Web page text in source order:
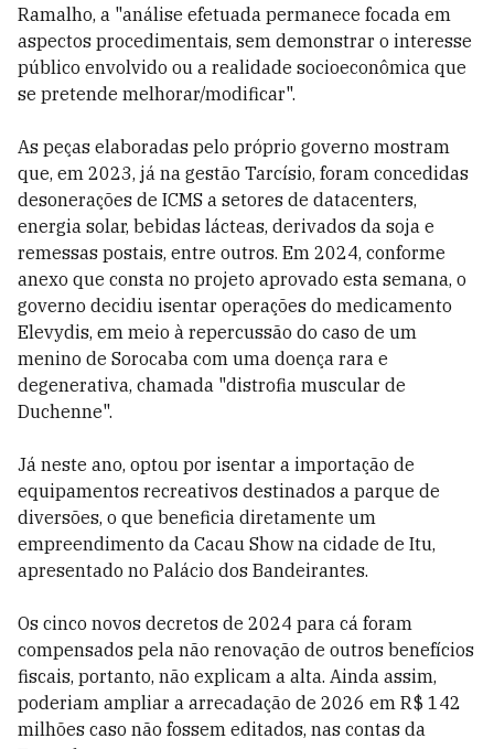
Ramalho, a "análise efetuada permanece focada em
aspectos procedimentais, sem demonstrar o interesse
público envolvido ou a realidade socioeconômica que
se pretende melhorar/modificar".
As peças elaboradas pelo próprio governo mostram
que, em 2023, já na gestão Tarcísio, foram concedidas
desonerações de ICMS a setores de datacenters,
energia solar, bebidas lácteas, derivados da soja e
remessas postais, entre outros. Em 2024, conforme
anexo que consta no projeto aprovado esta semana, o
governo decidiu isentar operações do medicamento
Elevydis, em meio à repercussão do caso de um
menino de Sorocaba com uma doença rara e
degenerativa, chamada "distrofia muscular de
Duchenne".
Já neste ano, optou por isentar a importação de
equipamentos recreativos destinados a parque de
diversões, o que beneficia diretamente um
empreendimento da Cacau Show na cidade de Itu,
apresentado no Palácio dos Bandeirantes.
Os cinco novos decretos de 2024 para cá foram
compensados pela não renovação de outros benefícios
fiscais, portanto, não explicam a alta. Ainda assim,
poderiam ampliar a arrecadação de 2026 em R$ 142
milhões caso não fossem editados, nas contas da